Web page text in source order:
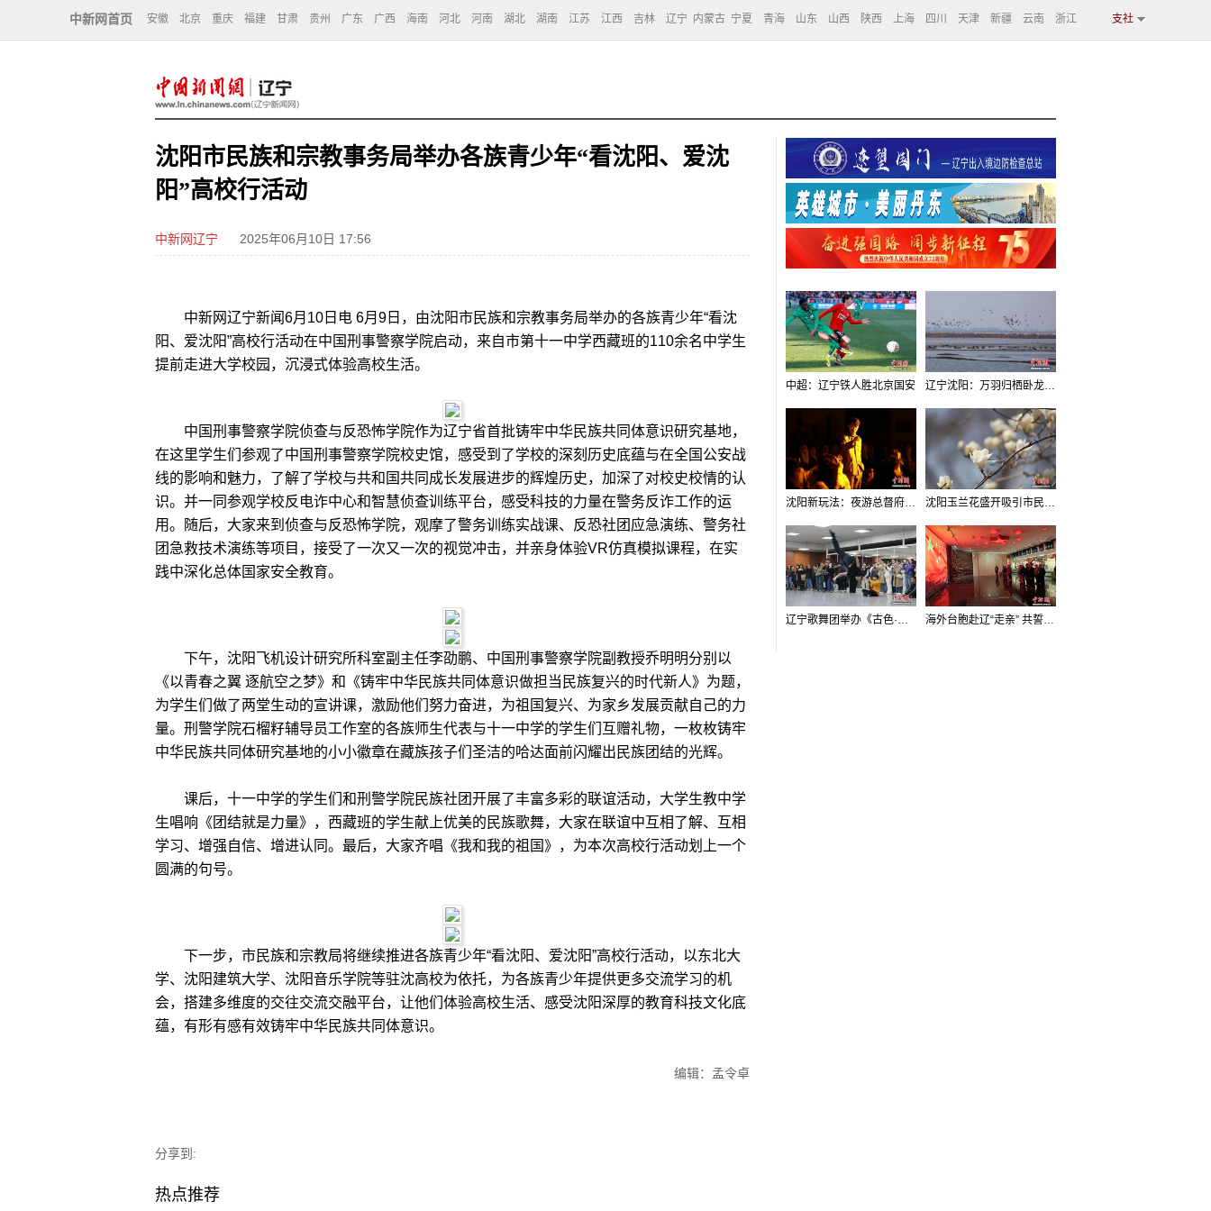
中新网首页 安徽 北京 重庆 福建 甘肃 贵州 广东 广西 海南 河北 河南 湖北 湖南 江苏 江西 吉林 辽宁 内蒙古 宁夏 青海 山东 山西 陕西 上海 四川 天津 新疆 云南 浙江 支社
沈阳市民族和宗教事务局举办各族青少年“看沈阳、爱沈
阳”高校行活动
中新网辽宁 2025年06月10日 17:56
中新网辽宁新闻6月10日电 6月9日，由沈阳市民族和宗教事务局举办的各族青少年“看沈
阳、爱沈阳”高校行活动在中国刑事警察学院启动，来自市第十一中学西藏班的110余名中学生
提前走进大学校园，沉浸式体验高校生活。
中国刑事警察学院侦查与反恐怖学院作为辽宁省首批铸牢中华民族共同体意识研究基地，
在这里学生们参观了中国刑事警察学院校史馆，感受到了学校的深刻历史底蕴与在全国公安战
线的影响和魅力，了解了学校与共和国共同成长发展进步的辉煌历史，加深了对校史校情的认
识。并一同参观学校反电诈中心和智慧侦查训练平台，感受科技的力量在警务反诈工作的运
用。随后，大家来到侦查与反恐怖学院，观摩了警务训练实战课、反恐社团应急演练、警务社
团急救技术演练等项目，接受了一次又一次的视觉冲击，并亲身体验VR仿真模拟课程，在实
践中深化总体国家安全教育。
下午，沈阳飞机设计研究所科室副主任李劭鹏、中国刑事警察学院副教授乔明明分别以
《以青春之翼 逐航空之梦》和《铸牢中华民族共同体意识做担当民族复兴的时代新人》为题，
为学生们做了两堂生动的宣讲课，激励他们努力奋进，为祖国复兴、为家乡发展贡献自己的力
量。刑警学院石榴籽辅导员工作室的各族师生代表与十一中学的学生们互赠礼物，一枚枚铸牢
中华民族共同体研究基地的小小徽章在藏族孩子们圣洁的哈达面前闪耀出民族团结的光辉。
课后，十一中学的学生们和刑警学院民族社团开展了丰富多彩的联谊活动，大学生教中学
生唱响《团结就是力量》，西藏班的学生献上优美的民族歌舞，大家在联谊中互相了解、互相
学习、增强自信、增进认同。最后，大家齐唱《我和我的祖国》，为本次高校行活动划上一个
圆满的句号。
下一步，市民族和宗教局将继续推进各族青少年“看沈阳、爱沈阳”高校行活动，以东北大
学、沈阳建筑大学、沈阳音乐学院等驻沈高校为依托，为各族青少年提供更多交流学习的机
会，搭建多维度的交往交流交融平台，让他们体验高校生活、感受沈阳深厚的教育科技文化底
蕴，有形有感有效铸牢中华民族共同体意识。
编辑：孟令卓
分享到:
热点推荐
中超：辽宁铁人胜北京国安 辽宁沈阳：万羽归栖卧龙湖看群鸟齐飞
沈阳新玩法：夜游总督府，当一回“赴宴者” 沈阳玉兰花盛开吸引市民打卡
辽宁歌舞团举办《古色·国宝辽宁》排练开放日活动 海外台胞赴辽“走亲” 共誓“和平初心”